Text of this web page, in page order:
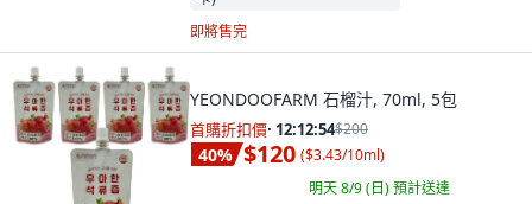
即將售完
YEONDOOFARM 石榴汁, 70ml, 5包
首購折扣價· 12:12:53$200
40% $120 ($3.43/10ml)
明天 8/9 (日)預計送達